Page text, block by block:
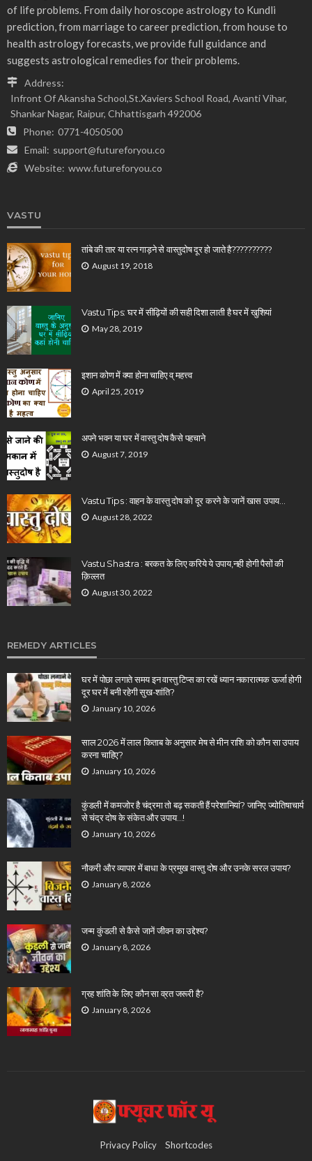
of life problems. From daily horoscope astrology to Kundli
prediction, from marriage to career prediction, from house to
health astrology forecasts, we provide full guidance and
suggests astrological remedies for their problems.
Address:
Infront Of Akansha School,St.Xaviers School Road, Avanti Vihar,
Shankar Nagar, Raipur, Chhattisgarh 492006
Phone: 0771-4050500
Email: support@futureforyou.co
Website: www.futureforyou.co
VASTU
तांबे की तार या रत्न गाड़ने से वास्तुदोष दूर हो जाते है??????????
August 19, 2018
Vastu Tips: घर में सीढ़ियों की सही दिशा लाती है घर में खुशियां
May 28, 2019
इशान कोण में क्या होना चाहिए व् महत्त्व
April 25, 2019
अपने भवन या घर में वास्तु दोष कैसे पहचाने
August 7, 2019
Vastu Tips : वाहन के वास्तु दोष को दूर करने के जानें खास उपाय…
August 28, 2022
Vastu Shastra : बरकत के लिए करिये ये उपाय,नही होगी पैसों की
क़िल्लत
August 30, 2022
REMEDY ARTICLES
घर में पोछा लगाते समय इन वास्तु टिप्स का रखें ध्यान नकारात्मक ऊर्जा होगी
दूर घर में बनी रहेगी सुख-शांति?
January 10, 2026
साल 2026 में लाल किताब के अनुसार मेष से मीन राशि को कौन सा उपाय
करना चाहिए?
January 10, 2026
कुंडली में कमजोर है चंद्रमा तो बढ़ सकती हैं परेशानियां? जानिए ज्योतिषाचार्य
से चंद्र दोष के संकेत और उपाय…!
January 10, 2026
नौकरी और व्यापार में बाधा के प्रमुख वास्तु दोष और उनके सरल उपाय?
January 8, 2026
जन्म कुंडली से कैसे जानें जीवन का उद्देश्य?
January 8, 2026
ग्रह शांति के लिए कौन सा व्रत जरूरी है?
January 8, 2026
Privacy Policy Shortcodes